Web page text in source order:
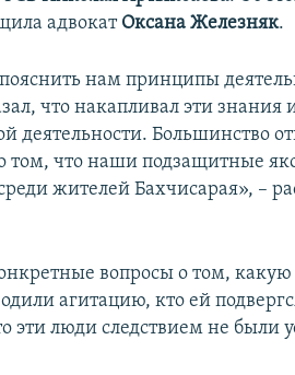
адвокат Оксана Железняк.
нам принципы
что накапливал эти знания
деятельности. Большинство
том, что наши подзащитные
жителей Бахчисарая», –
вопросы о том, какую
агитацию, кто ей
эти люди следствием не были